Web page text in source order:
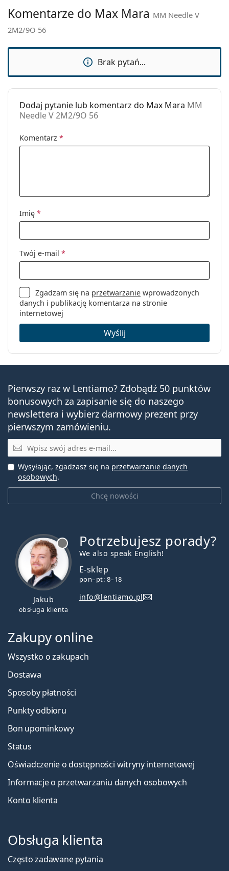
Marka:
Max Mara
Zastosowanie:
Kod:
MM Needle V 2M2/9O 56
Komentarze do Max Mara MM Needle V
2M2/9O 56
Brak pytań...
Dodaj pytanie lub komentarz do Max Mara MM
Needle V 2M2/9O 56
Komentarz *
Imię *
Twój e-mail *
Zgadzam się na przetwarzanie wprowadzonych
danych i publikację komentarza na stronie
internetowej
Wyślij
Pierwszy raz w Lentiamo? Zdobądź 50 punktów
bonusowych za zapisanie się do naszego
newslettera i wybierz darmowy prezent przy
pierwszym zamówieniu.
E-mail
Chcę nowości
Wysyłając, zgadzasz się na przetwarzanie danych
osobowych.
Jakub
obsługa klienta
Potrzebujesz porady?
We also speak English!
E-sklep
pon–pt: 8–18
info@lentiamo.pl
Zakupy online
Wszystko o zakupach
Dostawa
Sposoby płatności
Punkty odbioru
Bon upominkowy
Status
Oświadczenie o dostępności witryny internetowej
Informacje o przetwarzaniu danych osobowych
Konto klienta
Obsługa klienta
Często zadawane pytania